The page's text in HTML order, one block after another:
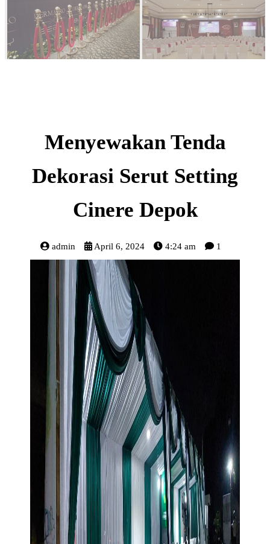
Menyewakan Tenda
Dekorasi Serut Setting
Cinere Depok
admin April 6, 2024 4:24 am 1